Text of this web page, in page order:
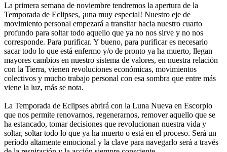
La primera semana de noviembre tendremos la apertura de la
Temporada de Eclipses, ¡una muy especial! Nuestro eje de
movimiento personal empezará a transitar hacia nuestro cuarto
profundo para soltar todo aquello que ya no nos sirve y no nos
corresponde. Para purificar. Y bueno, para purificar es necesario
sacar todo lo que está enfermo y/o de pronto ya ha muerto, llegan
mayores cambios en nuestro sistema de valores, en nuestra relación
con la Tierra, vienen revoluciones económicas, movimientos
colectivos y mucho trabajo personal con esa sombra que entre más
viene la luz, más se nota.
La Temporada de Eclipses abrirá con la Luna Nueva en Escorpio
que nos permite renovarnos, regenerarnos, remover aquello que se
ha estancado, tomar decisiones que revolucionan nuestra vida y
soltar, soltar todo lo que ya ha muerto o está en el proceso. Será un
período altamente emocional y la clave para navegarlo será a través